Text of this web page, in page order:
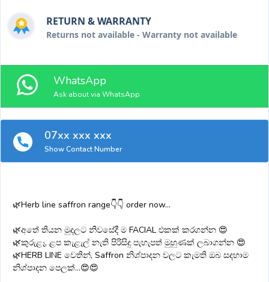
RETURN & WARRANTY
Returns not available - Warranty not available
WhatsApp
Ask about via WhatsApp
07xx xxx xxx
Show Contact Number
🌿Herb line saffron range👇👇 order now...
🌿අතේ තියන මුදලට නිවසේදී ම FACIAL එකක් කරගන්න 😍
🌿කුරුළෑ, ළප කැළැල් නැති පිරිසිදු පැහැපත් මුහුණක් ලබාගන්න 😍
🌿HERB LINE වෙතින්, Saffron නිශ්පාදන වලට කැමති ඔබ සදහාම
නිශ්පාදන පෙලක්...😍😍